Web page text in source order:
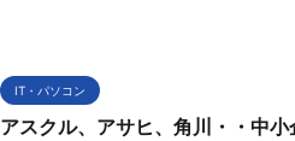
IT・パソコン
アスクル、アサヒ、角川・・中